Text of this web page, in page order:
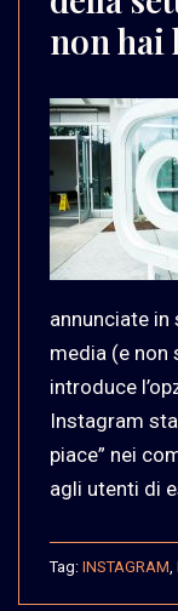
non hai
annunciate
media (e non
introduce
Instagram
piace” nei
agli utenti di
Tag: INSTAGRAM